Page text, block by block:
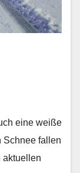
eine weiße
Schnee fallen
aktuellen